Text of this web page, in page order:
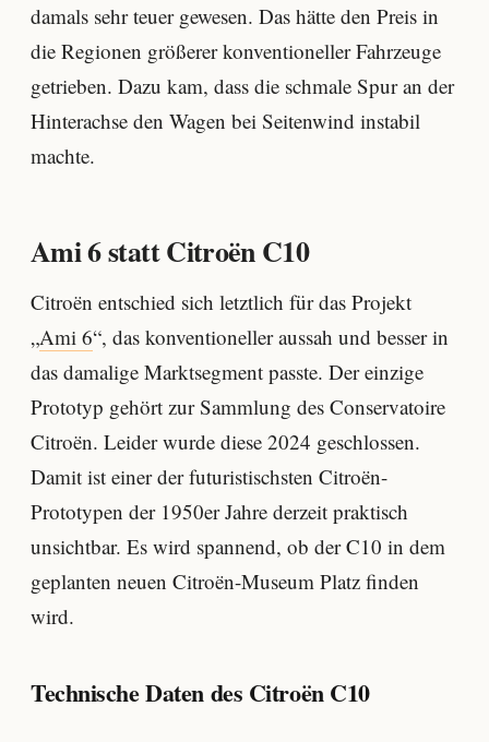
damals sehr teuer gewesen. Das hätte den Preis in
die Regionen größerer konventioneller Fahrzeuge
getrieben. Dazu kam, dass die schmale Spur an der
Hinterachse den Wagen bei Seitenwind instabil
machte.
Ami 6 statt Citroën C10
Citroën entschied sich letztlich für das Projekt
„Ami 6“, das konventioneller aussah und besser in
das damalige Marktsegment passte. Der einzige
Prototyp gehört zur Sammlung des Conservatoire
Citroën. Leider wurde diese 2024 geschlossen.
Damit ist einer der futuristischsten Citroën-
Prototypen der 1950er Jahre derzeit praktisch
unsichtbar. Es wird spannend, ob der C10 in dem
geplanten neuen Citroën-Museum Platz finden
wird.
Technische Daten des Citroën C10